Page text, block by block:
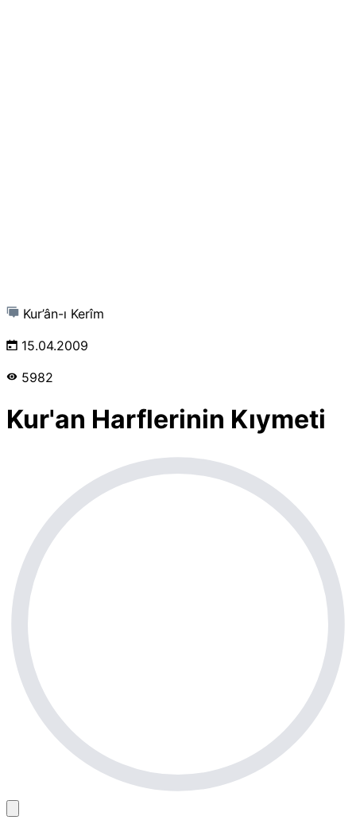
Kur’ân-ı Kerîm
15.04.2009
5982
Kur'an Harflerinin Kıymeti